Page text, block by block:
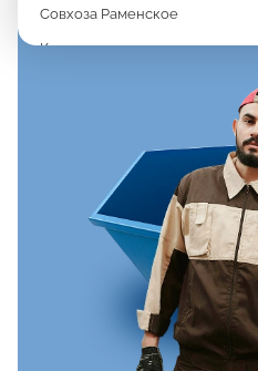
Совхоза Раменское
Константиново
Клишева
Агрохимстанции РАОС